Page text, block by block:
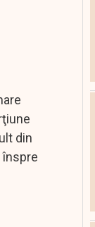
din
înspre